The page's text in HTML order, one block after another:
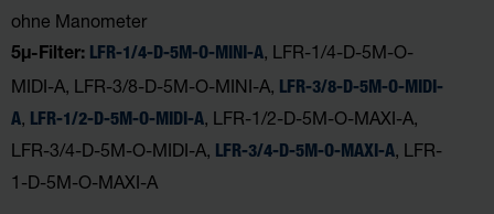
ohne Manometer
5µ-Filter: LFR-1/4-D-5M-O-MINI-A, LFR-1/4-D-5M-O-
MIDI-A, LFR-3/8-D-5M-O-MINI-A, LFR-3/8-D-5M-O-MIDI-
A, LFR-1/2-D-5M-O-MIDI-A, LFR-1/2-D-5M-O-MAXI-A,
LFR-3/4-D-5M-O-MIDI-A, LFR-3/4-D-5M-O-MAXI-A, LFR-
1-D-5M-O-MAXI-A